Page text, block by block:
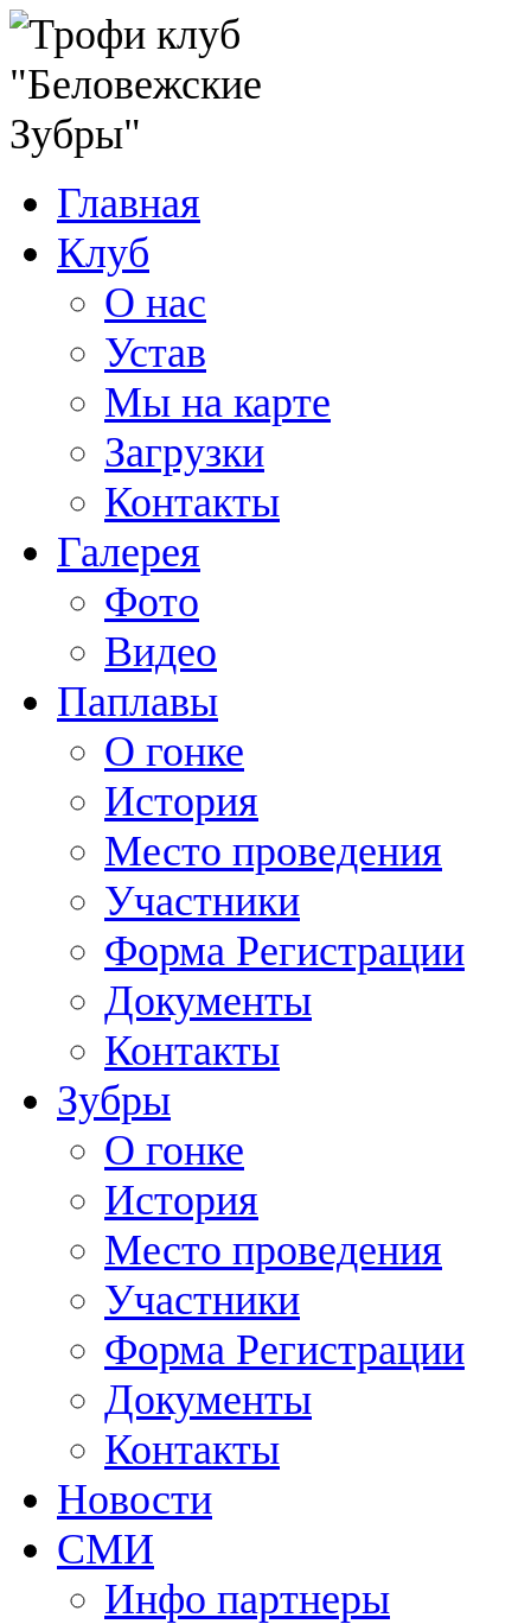
Главная
Клуб
О нас
Устав
Мы на карте
Загрузки
Контакты
Галерея
Фото
Видео
Паплавы
О гонке
История
Место проведения
Участники
Форма Регистрации
Документы
Контакты
Зубры
О гонке
История
Место проведения
Участники
Форма Регистрации
Документы
Контакты
Новости
СМИ
Инфо партнеры